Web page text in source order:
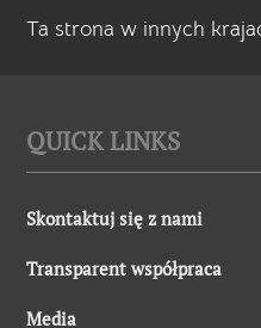
Ta strona w innych
QUICK LINKS
Skontaktuj się z nami
Transparent współpraca
Media